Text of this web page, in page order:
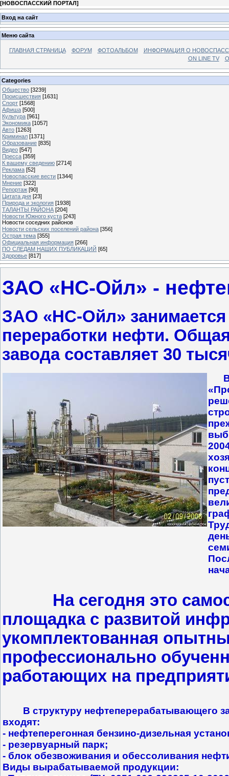
[НОВОСПАССКИЙ ПОРТАЛ]
Вход на сайт
Меню сайта
ГЛАВНАЯ СТРАНИЦА ФОРУМ ФОТОАЛЬБОМ
ИНФОРМАЦИЯ О
ON LINE TV
Categories
Общество [3239]
Происшествия [1631]
Спорт [1568]
Афиша [500]
Культура [961]
Экономика [1057]
Авто [1263]
Криминал [1371]
Образование [835]
Видео [547]
Пресса [359]
К вашему сведению [2714]
Реклама [52]
Новоспасские вести [1344]
Мнение [322]
Репортаж [90]
Цитата дня [23]
Природа и экология [1938]
ТАЛАНТЫ РАЙОНА [204]
Новости Южного куста [243]
Новости соседних районов
Новости сельских поселений района [356]
Острая тема [355]
Официальная информация [266]
ПО СЛЕДАМ НАШИХ ПУБЛИКАЦИЙ [65]
Здоровье [817]
ЗАО «НС-Ойл» -
ЗАО «НС-Ойл» занимается
переработки нефти.
завода составляет 30
На сегодня это
площадка с развитой
укомплектованная
профессионально
работающих на
В структуру нефтеперерабатывающего
входят:
- нефтеперегонная бензино-дизельная
- резервуарный парк;
- блок обезвоживания и обессоливания
Виды вырабатываемой продукции: